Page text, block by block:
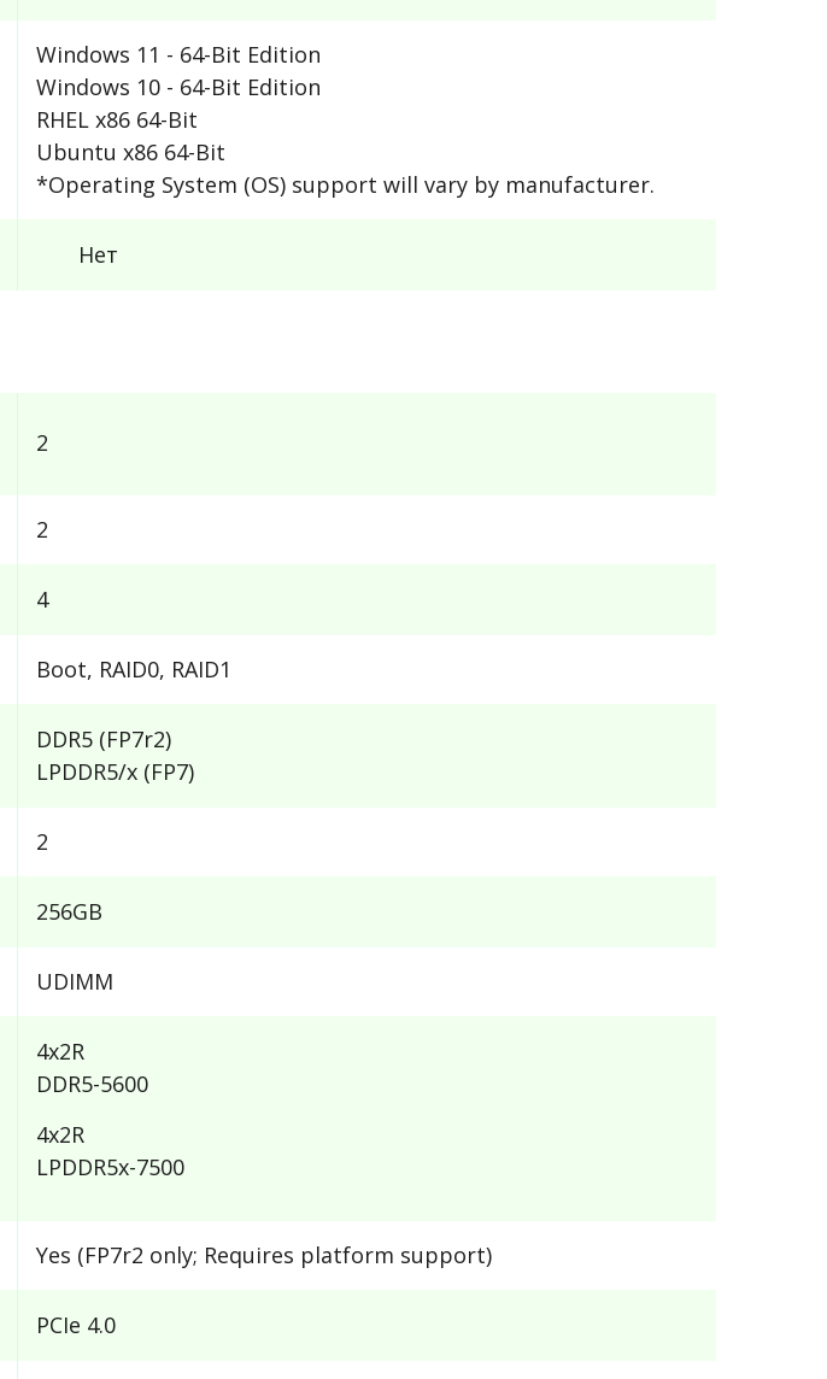
Windows 11 - 64-Bit Edition
Windows 10 - 64-Bit Edition
RHEL x86 64-Bit
Ubuntu x86 64-Bit
*Operating System (OS) support will vary by manufacturer.
Нет
2
2
4
Boot, RAID0, RAID1
DDR5 (FP7r2)
LPDDR5/x (FP7)
2
256GB
UDIMM
4x2R
DDR5-5600
4x2R
LPDDR5x-7500
Yes (FP7r2 only; Requires platform support)
PCIe 4.0